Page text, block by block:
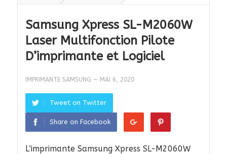
Samsung Xpress SL-M2060W
Laser Multifonction Pilote
D’imprimante et Logiciel
IMPRIMANTE SAMSUNG — MAI 6, 2020
Tweet on Twitter
Share on Facebook
L’imprimante Samsung Xpress SL-M2060W